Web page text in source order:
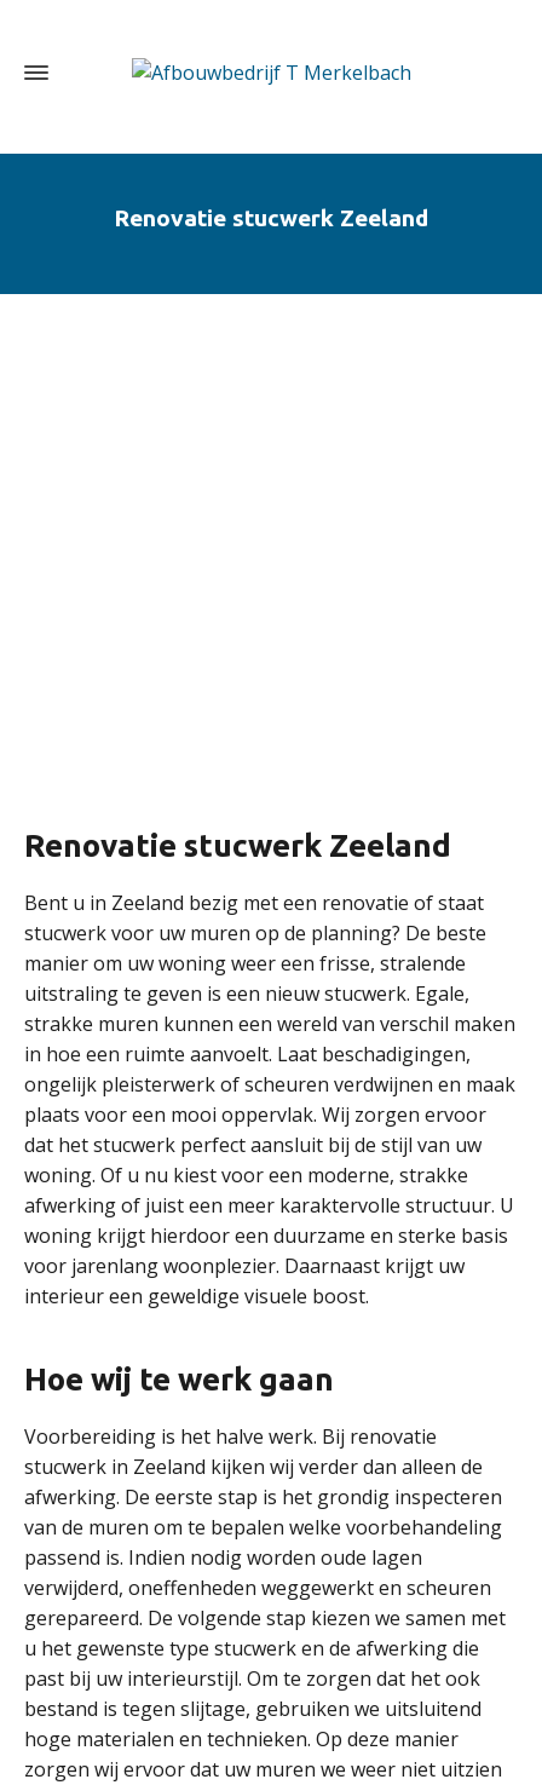
Renovatie stucwerk Zeeland
Renovatie stucwerk Zeeland
Bent u in Zeeland bezig met een renovatie of staat
stucwerk voor uw muren op de planning? De beste
manier om uw woning weer een frisse, stralende
uitstraling te geven is een nieuw stucwerk. Egale,
strakke muren kunnen een wereld van verschil maken
in hoe een ruimte aanvoelt. Laat beschadigingen,
ongelijk pleisterwerk of scheuren verdwijnen en maak
plaats voor een mooi oppervlak. Wij zorgen ervoor
dat het stucwerk perfect aansluit bij de stijl van uw
woning. Of u nu kiest voor een moderne, strakke
afwerking of juist een meer karaktervolle structuur. U
woning krijgt hierdoor een duurzame en sterke basis
voor jarenlang woonplezier. Daarnaast krijgt uw
interieur een geweldige visuele boost.
Hoe wij te werk gaan
Voorbereiding is het halve werk. Bij renovatie
stucwerk in Zeeland kijken wij verder dan alleen de
afwerking. De eerste stap is het grondig inspecteren
van de muren om te bepalen welke voorbehandeling
passend is. Indien nodig worden oude lagen
verwijderd, oneffenheden weggewerkt en scheuren
gerepareerd. De volgende stap kiezen we samen met
u het gewenste type stucwerk en de afwerking die
past bij uw interieurstijl. Om te zorgen dat het ook
bestand is tegen slijtage, gebruiken we uitsluitend
hoge materialen en technieken. Op deze manier
zorgen wij ervoor dat uw muren we weer niet uitzien